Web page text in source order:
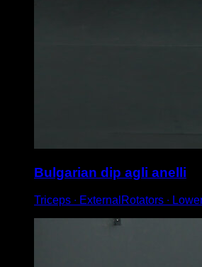
Bulgarian dip agli anelli
Triceps ∙ ExternalRotators ∙